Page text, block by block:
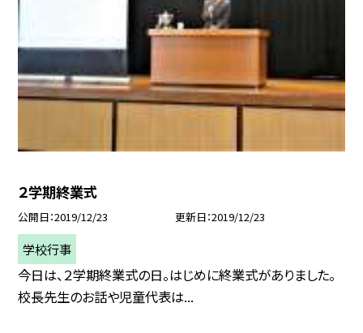
２学期終業式
公開日 2019/12/23 更新日 2019/12/23
学校行事
今日は、２学期終業式の日。はじめに終業式がありました。
校長先生のお話や児童代表は...